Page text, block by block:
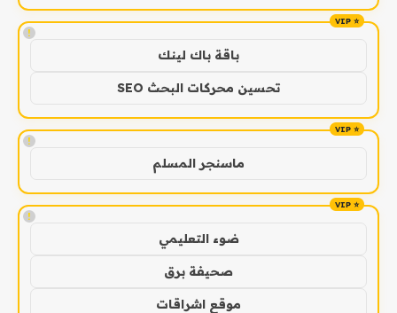
!
باقة باك لينك
تحسين محركات البحث SEO
!
ماسنجر المسلم
!
ضوء التعليمي
صحيفة برق
موقع اشراقات